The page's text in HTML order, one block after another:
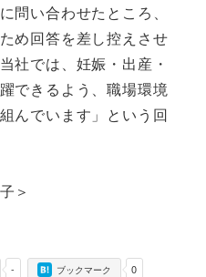
問い合わせたところ、
め回答を差し控えさせ
社では、妊娠・出産・
できるよう、職場環境
んでいます」という回
＞
- 0
ブックマーク